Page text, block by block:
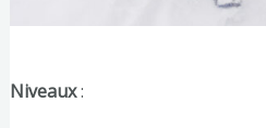
Niveaux: